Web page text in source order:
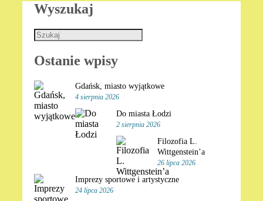
Wyszukaj
Ostanie wpisy
Gdańsk, miasto wyjątkowe
4 sierpnia 2026
Do miasta Łodzi
2 sierpnia 2026
Filozofia L.
Wittgenstein’a
26 lipca 2026
Imprezy sportowe i artystyczne
24 lipca 2026